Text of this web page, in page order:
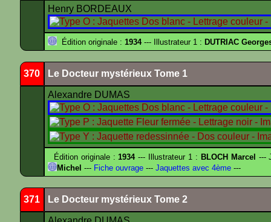
Henry BORDEAUX
Édition originale : 1934--- Illustrateur 1 : DUTRIAC
370 Le Docteur mystérieux Tome 1
Alexandre DUMAS
Édition originale :1934--- Illustrateur 1 : BLOCH Marcel ---
Michel --- Fiche ouvrage --- Jaquettes avec 4ème ---
371 Le Docteur mystérieux Tome 2